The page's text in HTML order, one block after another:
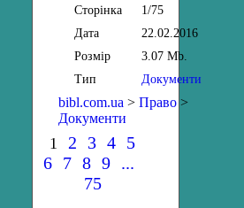
Сторінка
1/75
Дата
22.02.2016
Розмір
3.07 Mb.
Тип
Документи
bibl.com.ua > Право >
Документи
1 2 3 4 5
6 7 8 9 ...
75